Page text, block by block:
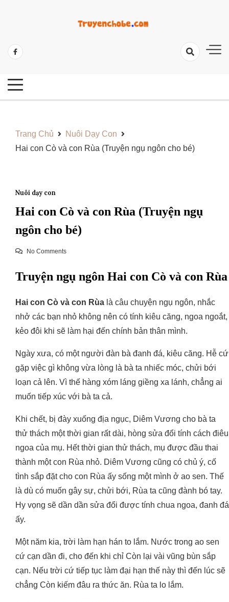
Những Câu Truyện Hay Cho Bé
Trang Chủ
Nuôi Dạy Con
Hai con Cò và con Rùa (Truyện ngụ ngôn cho bé)
Nuôi dạy con
Hai con Cò và con Rùa (Truyện ngụ
ngôn cho bé)
No Comments
Truyện ngụ ngôn Hai con Cò và con Rùa
Hai con Cò và con Rùa là câu chuyện ngụ ngôn, nhắc
nhở các bạn nhỏ không nên có tính kiêu căng, ngoa ngoắt,
kẻo đôi khi sẽ làm hại đến chính bản thân mình.
Ngày xưa, có một người đàn bà đanh đá, kiêu căng. Hễ cứ
gặp việc gì không vừa lòng là bà ta nhiếc móc, chửi bới
loạn cả lên. Vì thế hàng xóm láng giềng xa lánh, chẳng ai
muốn tiếp xúc với bà ta cả.
Khi chết, bị đày xuống địa ngục, Diêm Vương cho bà ta
thử thách một thời gian rất dài, hòng sửa đổi tính cách điêu
ngoa của mụ. Hết thời gian thử thách, mụ được đầu thai
thành một con Rùa nhỏ. Diêm Vương cũng có chủ ý, cố
tình sắp đặt cho con Rùa ấy sống một mình ở ao sen. Thế
là dù có muốn gây sự, chửi bới, Rùa ta cũng đành bó tay.
Hy vọng sẽ dần dần sửa đổi được tính chua ngoa, đanh đá
ấy.
Một năm kia, trời làm hạn hán to lắm. Nước trong ao sen
cứ cạn dần đi, cho đến khi chỉ Còn lại vài vũng bùn sắp
cạn. Nếu trời cứ tiếp tục làm đại hạn thế này thì đến lúc sẽ
chẳng Còn kiếm đâu ra thức ăn. Rùa ta lo lắm.